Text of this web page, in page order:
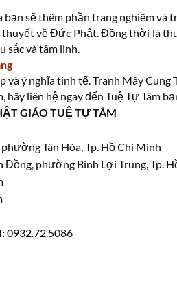
sẽ thêm phần trang nghiêm và
về Đức Phật. Đồng thời là
sắc và tâm linh.
ý nghĩa tinh tế. Tranh Mây
hãy liên hệ ngay đến Tuệ Tự Tâm
GIÁO TUỆ TỰ TÂM
Tân Hòa, Tp. Hồ Chí Minh
Đồng, phường Bình Lợi Trung, Tp.
0932.72.5086